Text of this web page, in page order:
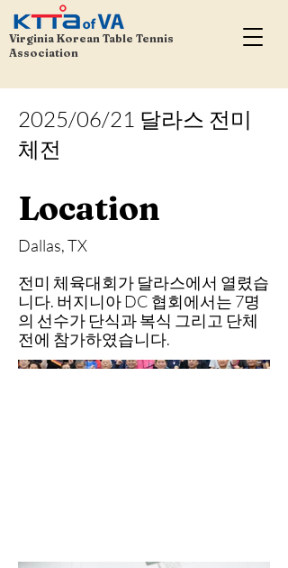
Virginia Korean Table Tennis
Association
2025/06/21 달라스 전미
체전
Location
Dallas, TX
전미 체육대회가 달라스에서 열렸습
니다. 버지니아 DC 협회에서는 7명
의 선수가 단식과 복식 그리고 단체
전에 참가하였습니다.